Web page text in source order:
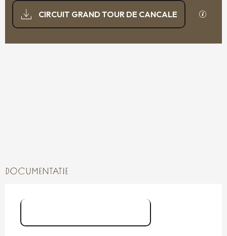
DOCUMENTATIE
CIRCUIT GRAND TOUR DE CANCALE Met
DOCUMENTATIE